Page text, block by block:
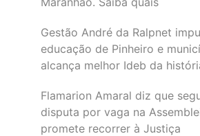
Gestão André da Ralpnet
educação de Pinheiro e
alcança melhor Ideb da
Flamarion Amaral diz que
disputa por vaga na
promete recorrer à Justiça